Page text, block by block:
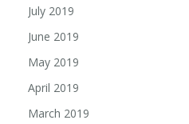
July 2019
June 2019
May 2019
April 2019
March 2019